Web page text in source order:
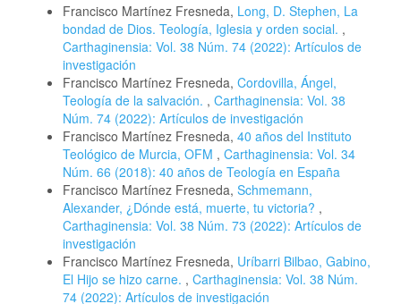
Francisco Martínez Fresneda, Long, D. Stephen, La
bondad de Dios. Teología, Iglesia y orden social. ,
Carthaginensia: Vol. 38 Núm. 74 (2022): Artículos de
investigación
Francisco Martínez Fresneda, Cordovilla, Ángel,
Teología de la salvación. , Carthaginensia: Vol. 38
Núm. 74 (2022): Artículos de investigación
Francisco Martínez Fresneda, 40 años del Instituto
Teológico de Murcia, OFM , Carthaginensia: Vol. 34
Núm. 66 (2018): 40 años de Teología en España
Francisco Martínez Fresneda, Schmemann,
Alexander, ¿Dónde está, muerte, tu victoria? ,
Carthaginensia: Vol. 38 Núm. 73 (2022): Artículos de
investigación
Francisco Martínez Fresneda, Uríbarri Bilbao, Gabino,
El Hijo se hizo carne. , Carthaginensia: Vol. 38 Núm.
74 (2022): Artículos de investigación